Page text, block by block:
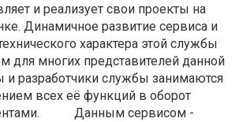
и реализует свои проекты на
Динамичное развитие сервиса и
характера этой службы
для многих представителей данной
разработчики службы занимаются
всех её функций в оборот
Данным сервисом -